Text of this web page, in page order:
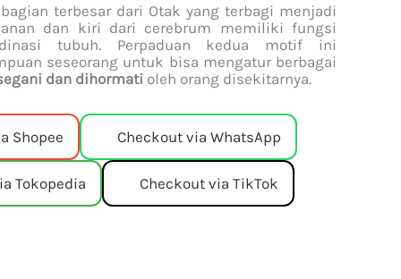
terbesar dari Otak yang terbagi menjadi
dan kiri dari cerebrum memiliki fungsi
tubuh. Perpaduan kedua motif ini
seseorang untuk bisa mengatur berbagai
dan dihormati oleh orang disekitarnya.
Shopee Checkout via WhatsApp
Tokopedia Checkout via TikTok